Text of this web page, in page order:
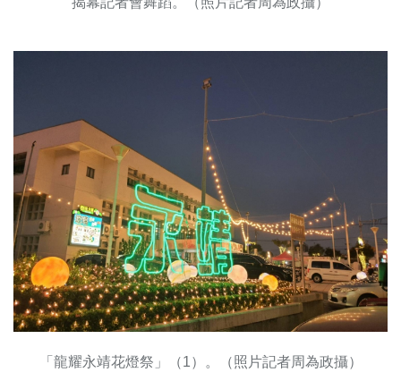
「龍耀永靖花燈祭」（1）。（照片記者周為政攝）